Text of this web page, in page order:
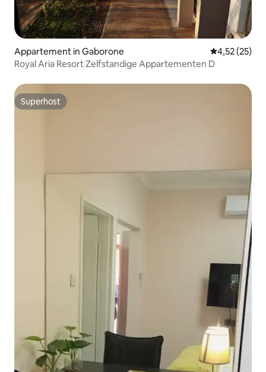
Appartement in Gaborone Gemiddelde
4,52 (25)
Royal Aria Resort Zelfstandige Appartementen D
Superhost
Superhost